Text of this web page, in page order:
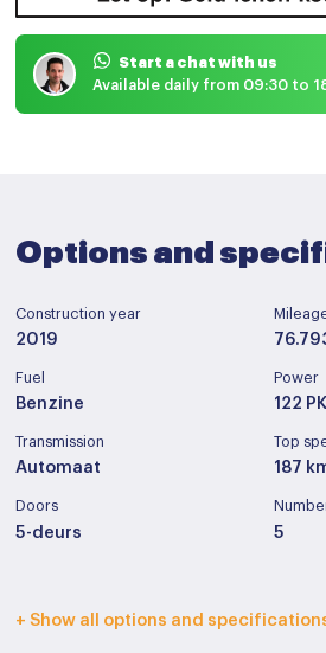
Start a chat with us
Available daily from 09:30 to
Options and
Construction year
2019
Fuel
Benzine
Power
122 PK
Transmission
Automaat
Top
187
Doors
5-deurs 5
Interior color
+ Show all options and